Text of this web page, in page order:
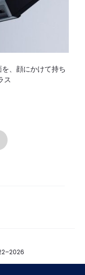
を、顔にかけて持ち
ス